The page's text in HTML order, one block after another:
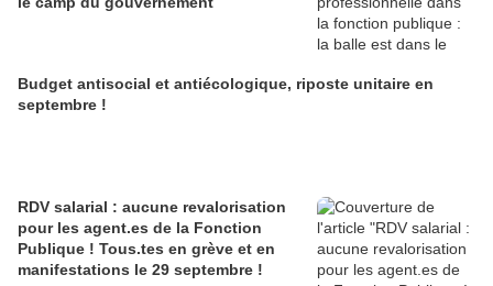
Budget antisocial et antiécologique, riposte unitaire en
septembre !
RDV salarial : aucune revalorisation
pour les agent.es de la Fonction
Publique ! Tous.tes en grève et en
manifestations le 29 septembre !